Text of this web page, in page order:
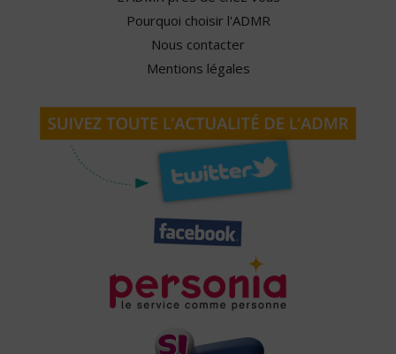
Pourquoi choisir l'ADMR
Nous contacter
Mentions légales